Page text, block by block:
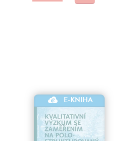
E-KNIHA